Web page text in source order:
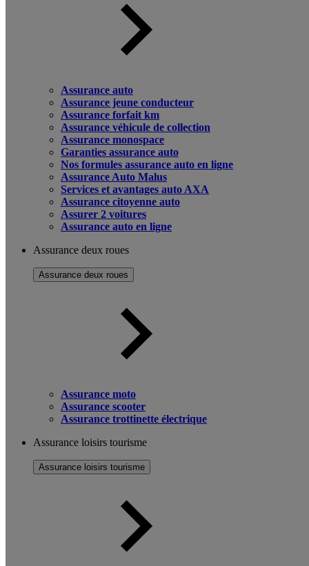
Assurance auto
Assurance jeune conducteur
Assurance forfait km
Assurance véhicule de collection
Assurance monospace
Garanties assurance auto
Nos formules assurance auto en ligne
Assurance Auto Malus
Services et avantages auto AXA
Assurance citoyenne auto
Assurer 2 voitures
Assurance auto en ligne
Assurance deux roues
Assurance deux roues
Assurance moto
Assurance scooter
Assurance trottinette électrique
Assurance loisirs tourisme
Assurance loisirs tourisme